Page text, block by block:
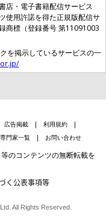
店・電子書籍配信サービス
使用許諾を得た正規版配信サ
商標（登録番号 第11091003
を掲示しているサービスの一
広告掲載
利用規約
専門家一覧 お問い合わせ
のコンテンツの無断転載を
く公表事項等
All Rights Reserved.